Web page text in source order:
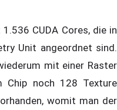
CUDA Cores, die in
Unit angeordnet sind.
mit einer Raster
Chip noch 128 Texture
womit man der